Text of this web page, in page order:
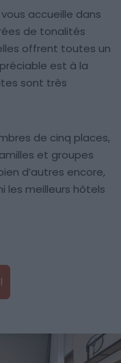
accueille dans
de tonalités
offrent toutes un
est à la
sont très
de cinq places,
et groupes
d’autres encore,
les meilleurs hôtels